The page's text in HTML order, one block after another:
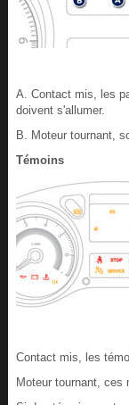
A. Contact mis, les
doivent s'allumer.
B. Moteur tournant,
Témoins
Contact mis, les
Moteur tournant, ces